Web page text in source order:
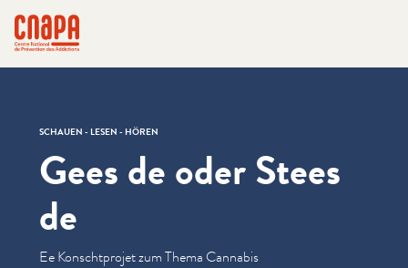
cnapa
SCHAUEN - LESEN - HÖREN
Gees de oder Stees
de
Ee Kon­scht­pro­jet zum Thema Cannabis